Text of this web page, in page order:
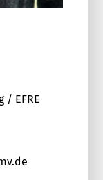
/ EFRE